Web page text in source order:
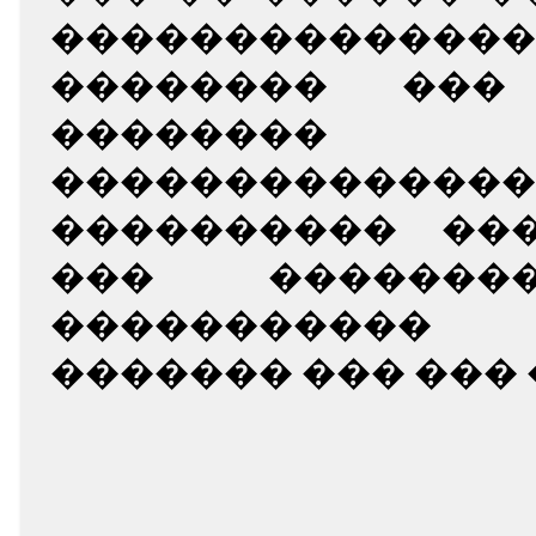
�������� ���
��������������
����������
���
������� ��� ���